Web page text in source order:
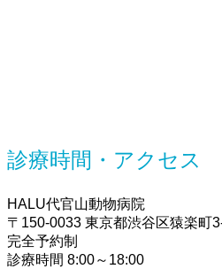
診療時間・アクセス
HALU代官山動物病院
〒150-0033 東京都渋谷区猿楽町
完全予約制
診療時間 8:00～18:00